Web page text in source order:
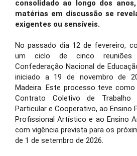
consolidado ao longo dos
matérias em discussão se
exigentes ou sensíveis.
No passado dia 12 de fevereiro,
um ciclo de cinco
Confederação Nacional de
iniciado a 19 de novembro de
Madeira. Este processo teve
Contrato Coletivo de Trabalho
Particular e Cooperativo, ao Ensino
Profissional Artístico e ao Ensino
com vigência prevista para os
de 1 de setembro de 2026.